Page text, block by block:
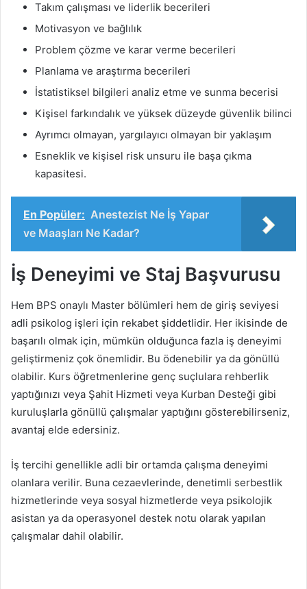
Takım çalışması ve liderlik becerileri
Motivasyon ve bağlılık
Problem çözme ve karar verme becerileri
Planlama ve araştırma becerileri
İstatistiksel bilgileri analiz etme ve sunma becerisi
Kişisel farkındalık ve yüksek düzeyde güvenlik bilinci
Ayrımcı olmayan, yargılayıcı olmayan bir yaklaşım
Esneklik ve kişisel risk unsuru ile başa çıkma
kapasitesi.
En Popüler: Anestezist Ne İş Yapar
ve Maaşları Ne Kadar?
İş Deneyimi ve Staj Başvurusu
Hem BPS onaylı Master bölümleri hem de giriş seviyesi
adli psikolog işleri için rekabet şiddetlidir. Her ikisinde de
başarılı olmak için, mümkün olduğunca fazla iş deneyimi
geliştirmeniz çok önemlidir. Bu ödenebilir ya da gönüllü
olabilir. Kurs öğretmenlerine genç suçlulara rehberlik
yaptığınızı veya Şahit Hizmeti veya Kurban Desteği gibi
kuruluşlarla gönüllü çalışmalar yaptığını gösterebilirseniz,
avantaj elde edersiniz.
İş tercihi genellikle adli bir ortamda çalışma deneyimi
olanlara verilir. Buna cezaevlerinde, denetimli serbestlik
hizmetlerinde veya sosyal hizmetlerde veya psikolojik
asistan ya da operasyonel destek notu olarak yapılan
çalışmalar dahil olabilir.